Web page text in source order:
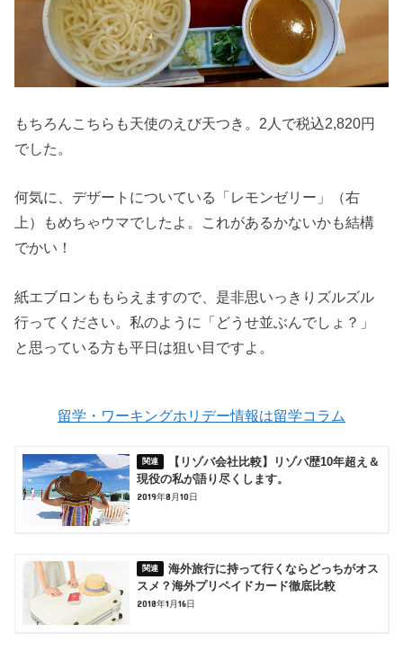
もちろんこちらも天使のえび天つき。2人で税込2,820円
でした。
何気に、デザートについている「レモンゼリー」（右
上）もめちゃウマでしたよ。これがあるかないかも結構
でかい！
紙エブロンももらえますので、是非思いっきりズルズル
行ってください。私のように「どうせ並ぶんでしょ？」
と思っている方も平日は狙い目ですよ。
留学・ワーキングホリデー情報は留学コラム
【リゾバ会社比較】リゾバ歴10年超え＆
現役の私が語り尽くします。
2019年8月10日
海外旅行に持って行くならどっちがオス
スメ？海外プリペイドカード徹底比較
2018年1月16日